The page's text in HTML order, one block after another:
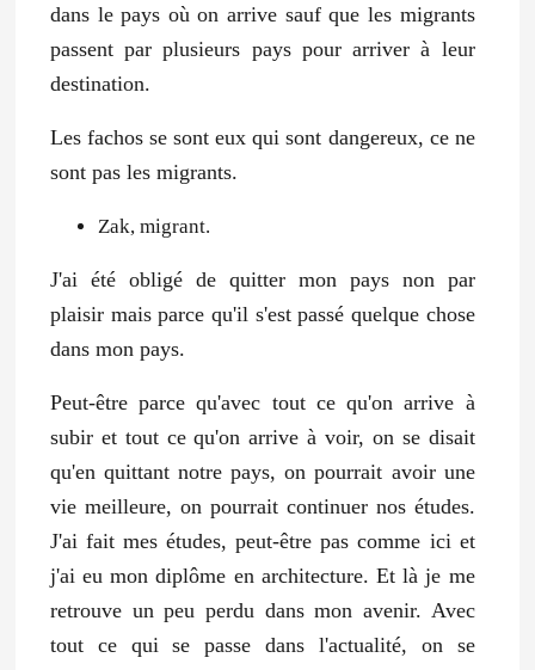
dans le pays où on arrive sauf que les migrants
passent par plusieurs pays pour arriver à leur
destination.
Les fachos se sont eux qui sont dangereux, ce ne
sont pas les migrants.
Zak, migrant.
J'ai été obligé de quitter mon pays non par
plaisir mais parce qu'il s'est passé quelque chose
dans mon pays.
Peut-être parce qu'avec tout ce qu'on arrive à
subir et tout ce qu'on arrive à voir, on se disait
qu'en quittant notre pays, on pourrait avoir une
vie meilleure, on pourrait continuer nos études.
J'ai fait mes études, peut-être pas comme ici et
j'ai eu mon diplôme en architecture. Et là je me
retrouve un peu perdu dans mon avenir. Avec
tout ce qui se passe dans l'actualité, on se